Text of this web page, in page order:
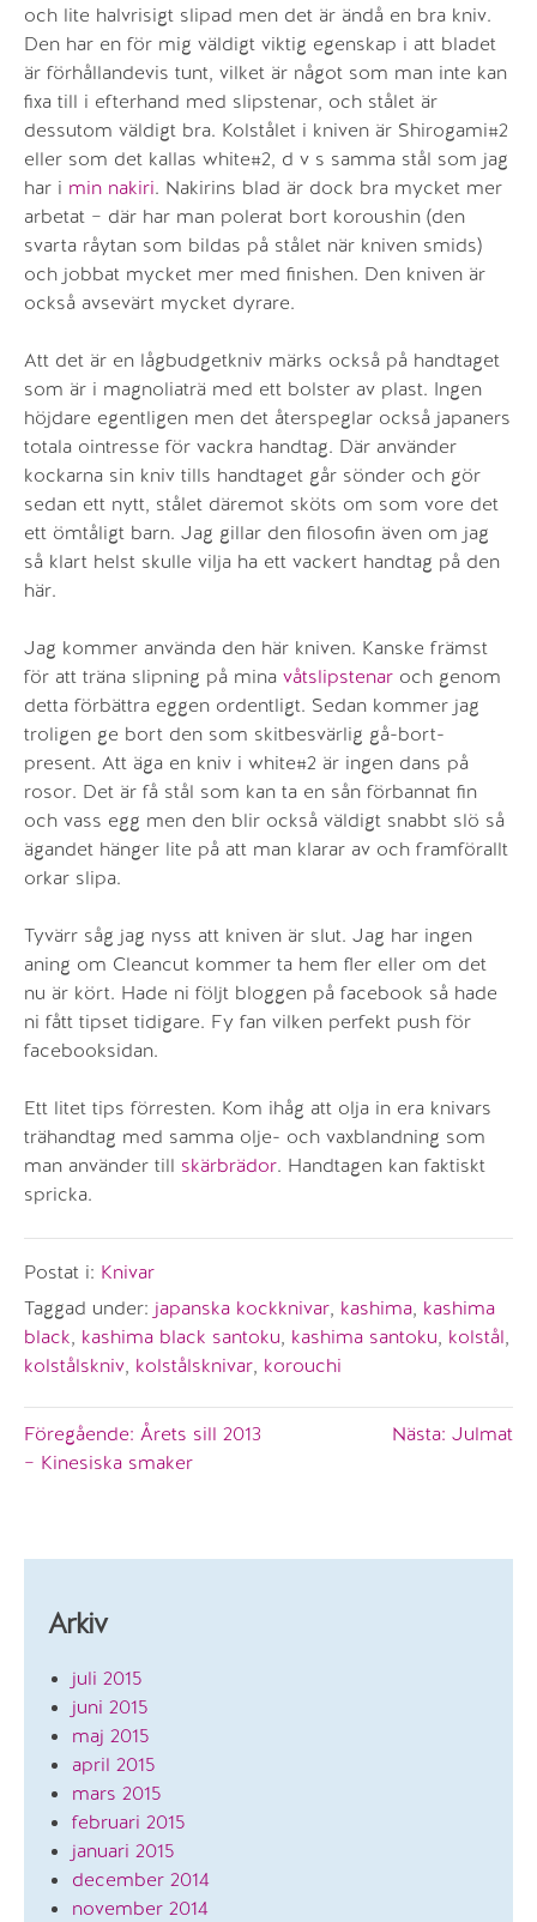
och lite halvrisigt slipad men det är ändå en bra kniv.
Den har en för mig väldigt viktig egenskap i att bladet
är förhållandevis tunt, vilket är något som man inte kan
fixa till i efterhand med slipstenar, och stålet är
dessutom väldigt bra. Kolstålet i kniven är Shirogami#2
eller som det kallas white#2, d v s samma stål som jag
har i min nakiri. Nakirins blad är dock bra mycket mer
arbetat – där har man polerat bort koroushin (den
svarta råytan som bildas på stålet när kniven smids)
och jobbat mycket mer med finishen. Den kniven är
också avsevärt mycket dyrare.
Att det är en lågbudgetkniv märks också på handtaget
som är i magnoliaträ med ett bolster av plast. Ingen
höjdare egentligen men det återspeglar också japaners
totala ointresse för vackra handtag. Där använder
kockarna sin kniv tills handtaget går sönder och gör
sedan ett nytt, stålet däremot sköts om som vore det
ett ömtåligt barn. Jag gillar den filosofin även om jag
så klart helst skulle vilja ha ett vackert handtag på den
här.
Jag kommer använda den här kniven. Kanske främst
för att träna slipning på mina våtslipstenar och genom
detta förbättra eggen ordentligt. Sedan kommer jag
troligen ge bort den som skitbesvärlig gå-bort-
present. Att äga en kniv i white#2 är ingen dans på
rosor. Det är få stål som kan ta en sån förbannat fin
och vass egg men den blir också väldigt snabbt slö så
ägandet hänger lite på att man klarar av och framförallt
orkar slipa.
Tyvärr såg jag nyss att kniven är slut. Jag har ingen
aning om Cleancut kommer ta hem fler eller om det
nu är kört. Hade ni följt bloggen på facebook så hade
ni fått tipset tidigare. Fy fan vilken perfekt push för
facebooksidan.
Ett litet tips förresten. Kom ihåg att olja in era knivars
trähandtag med samma olje- och vaxblandning som
man använder till skärbrädor. Handtagen kan faktiskt
spricka.
Postat i: Knivar
Taggad under: japanska kockknivar, kashima, kashima
black, kashima black santoku, kashima santoku, kolstål,
kolstålskniv, kolstålsknivar, korouchi
Inläggsnavigering
Föregående: Årets sill 2013
– Kinesiska smaker
Nästa: Julmat
Arkiv
juli 2015
juni 2015
maj 2015
april 2015
mars 2015
februari 2015
januari 2015
december 2014
november 2014